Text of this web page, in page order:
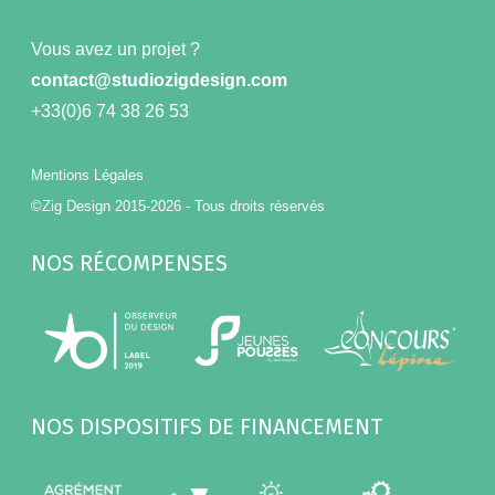
Vous avez un projet ?
contact@studiozigdesign.com
+33(0)6 74 38 26 53
Mentions Légales
©Zig Design 2015-2026 - Tous droits réservés
NOS RÉCOMPENSES
NOS DISPOSITIFS DE FINANCEMENT